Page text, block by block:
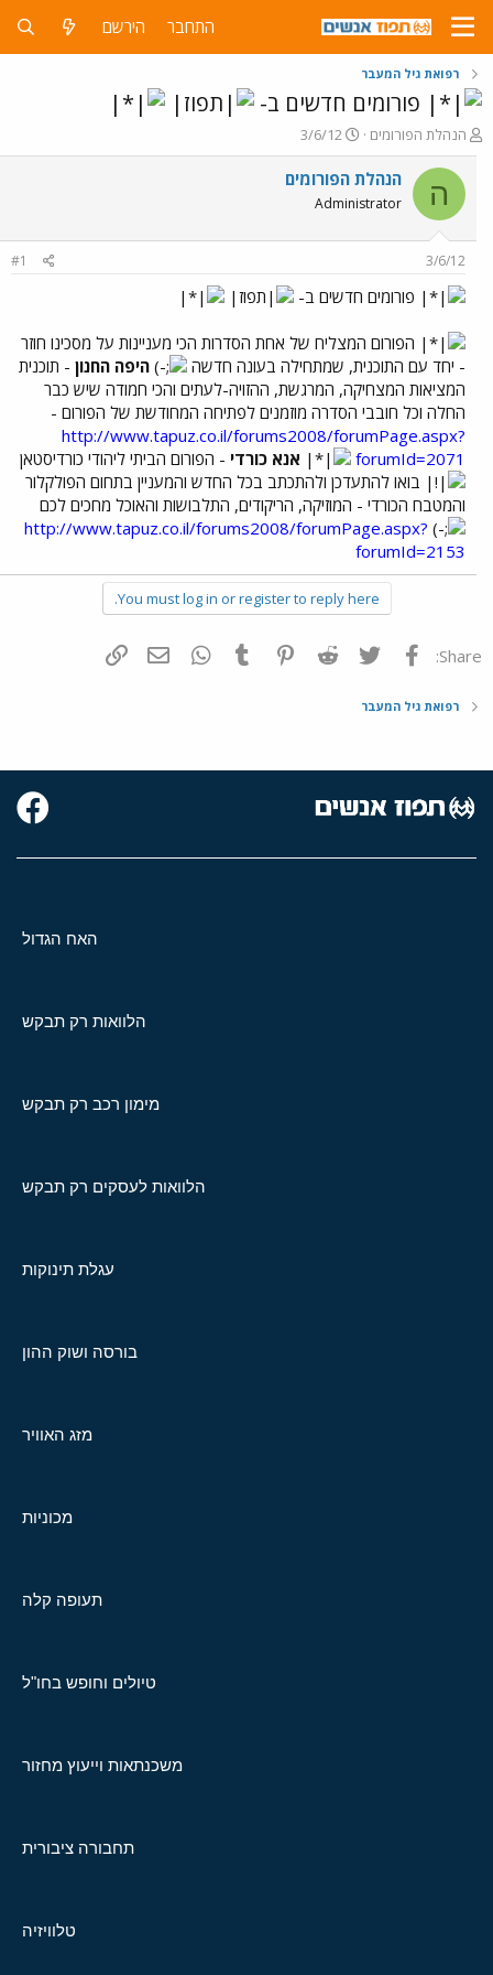
התחבר הירשם
רפואת גיל המעבר
פורומים חדשים ב-
פ
ו
ת
ח
ה
ש
א
הנהלת הפורומים
פ
ו
ר
ם
ר
3/6/12
ה הנהלת הפורומים
Administrator
3/6/12
#1
פורומים חדשים ב-
הפורום המצליח של אחת הסדרות הכי מעניינות על מסכינו חוזר
- יחד עם התוכנית, שמתחילה בעונה חדשה
היפה החנון - תוכנית
המציאות המצחיקה, המרגשת, ההזויה-לעתים והכי חמודה שיש כבר
החלה וכל חובבי הסדרה מוזמנים לפתיחה המחודשת של הפורום -
http://www.tapuz.co.il/forums2008/forumPage.aspx?
forumId=2071
אנא כורדי - הפורום הביתי ליהודי כורדיסטאן
בואו להתעדכן ולהתכתב בכל החדש והמעניין בתחום הפולקלור
והמטבח הכורדי - המוזיקה, הריקודים, התלבושות והאוכל מחכים לכם
http://www.tapuz.co.il/forums2008/forumPage.aspx?
forumId=2153
You must log in or register to reply here.
Share: פייסבוק Twitter
Reddit
Pinterest
Tumblr
WhatsAppדואר אלקטרוני
רפואת גיל המעבר
האח הגדול
הלוואות רק תבקש
מימון רכב רק תבקש
הלוואות לעסקים רק תבקש
עגלת תינוקות
בורסה ושוק ההון
מזג האוויר
מכוניות
תעופה קלה
טיולים וחופש בחו"ל
משכנתאות וייעוץ מחזור
תחבורה ציבורית
טלוויזיה